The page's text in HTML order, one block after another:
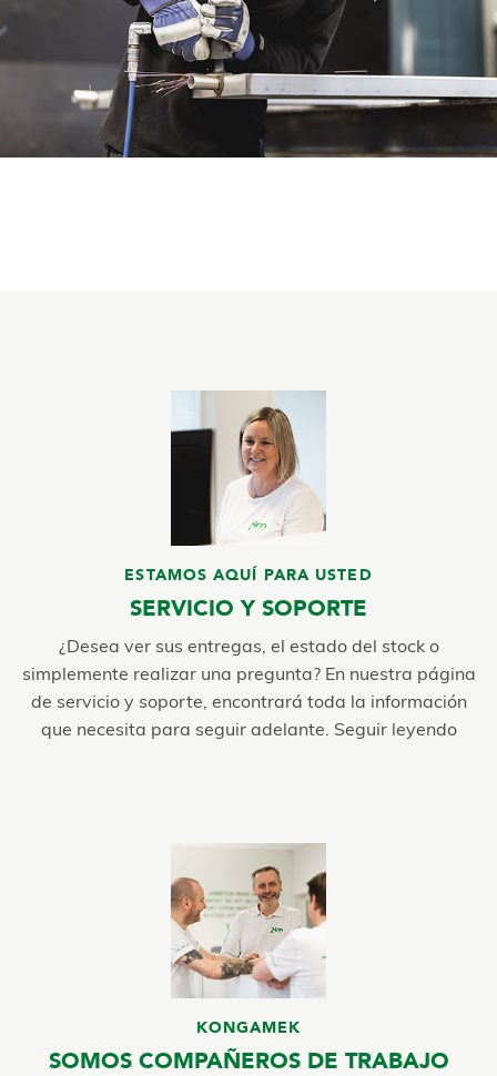
ESTAMOS AQUÍ PARA USTED
SERVICIO Y SOPORTE
¿Desea ver sus entregas, el estado del stock o
simplemente realizar una pregunta? En nuestra página
de servicio y soporte, encontrará toda la información
que necesita para seguir adelante. Seguir leyendo
KONGAMEK
SOMOS COMPAÑEROS DE TRABAJO